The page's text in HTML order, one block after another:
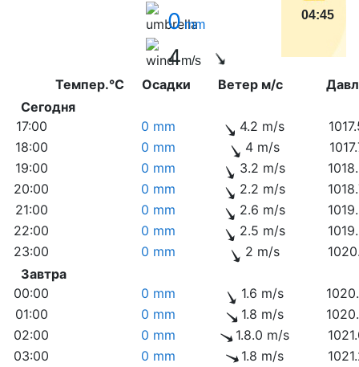
0mm
4m/s
04:45
Темпер.°C Осадки Ветер м/с
Сегодня
17:00
0 mm 4.2 m/s
18:00
0 mm 4 m/s
19:00
0 mm 3.2 m/s
20:00
0 mm 2.2 m/s
21:00
0 mm 2.6 m/s
22:00
0 mm 2.5 m/s
23:00
0 mm 2 m/s
Завтра
00:00
0 mm 1.6 m/s
01:00
0 mm 1.8 m/s
02:00
0 mm 1.8.0 m/s
03:00
0 mm 1.8 m/s